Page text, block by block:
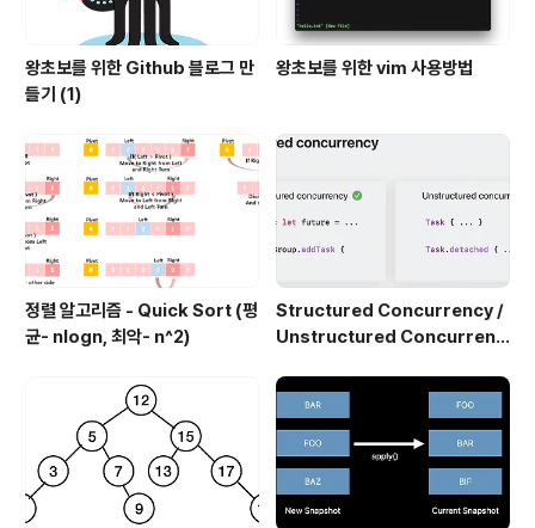
왕초보를 위한 Github 블로그 만
들기 (1)
왕초보를 위한 vim 사용방법
정렬 알고리즘 - Quick Sort (평
균- nlogn, 최악- n^2)
Structured Concurrency /
Unstructured Concurrenc